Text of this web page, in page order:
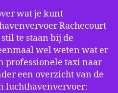
wat je kunt
Rachecourt
te staan bij de
wel weten wat er
professionele taxi naar
een overzicht van de
luchthavenvervoer: